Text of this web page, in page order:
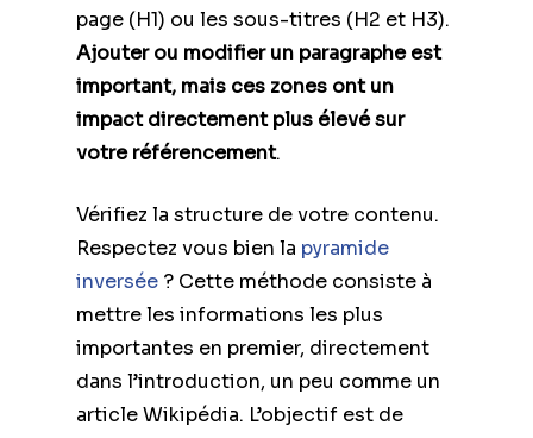
page (H1) ou les sous-titres (H2 et H3).
Ajouter ou modifier un paragraphe est
important, mais ces zones ont un
impact directement plus élevé sur
votre référencement.
Vérifiez la structure de votre contenu.
Respectez vous bien la pyramide
inversée ? Cette méthode consiste à
mettre les informations les plus
importantes en premier, directement
dans l’introduction, un peu comme un
article Wikipédia. L’objectif est de